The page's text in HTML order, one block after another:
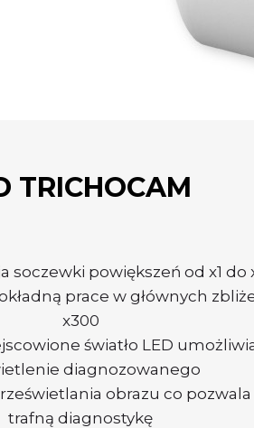
TRICHOCAM
soczewki powiększeń od x1 do
prace w głównych
x300
światło LED
diagnozowanego
obrazu co pozwala
trafną diagnostykę